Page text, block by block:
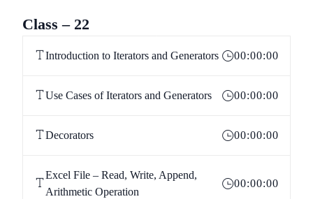
Class – 22
Introduction to Iterators and Generators 00:00:00
Use Cases of Iterators and Generators 00:00:00
Decorators 00:00:00
Excel File – Read, Write, Append,
Arithmetic Operation
00:00:00